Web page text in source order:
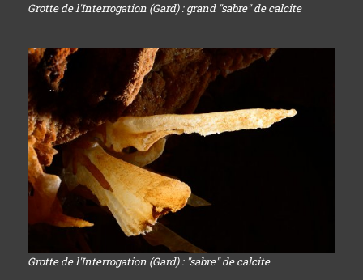
Grotte de l'Interrogation (Gard) : grand "sabre" de calcite
Grotte de l'Interrogation (Gard) : "sabre" de calcite